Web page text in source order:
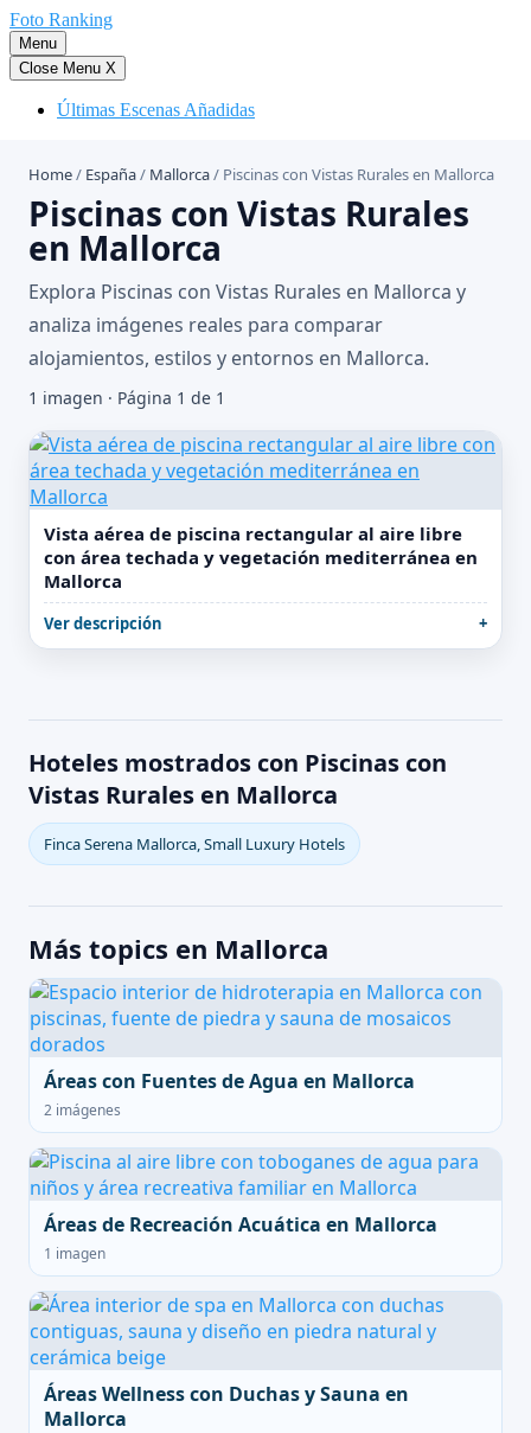
Saltar
al
contenido
Foto Ranking
Menu
Close Menu X
Últimas Escenas Añadidas
Home/ España/ Mallorca/ Piscinas con Vistas Rurales en Mallorca
Piscinas con Vistas Rurales
en Mallorca
Explora Piscinas con Vistas Rurales en Mallorca y
analiza imágenes reales para comparar
alojamientos, estilos y entornos en Mallorca.
1 imagen · Página 1 de 1
Vista aérea de piscina rectangular al aire libre
con área techada y vegetación mediterránea en
Mallorca
Ver descripción
Hoteles mostrados con Piscinas con
Vistas Rurales en Mallorca
Finca Serena Mallorca, Small Luxury Hotels
Más topics en Mallorca
Áreas con Fuentes de Agua en Mallorca
2 imágenes
Áreas de Recreación Acuática en Mallorca
1 imagen
Áreas Wellness con Duchas y Sauna en
Mallorca